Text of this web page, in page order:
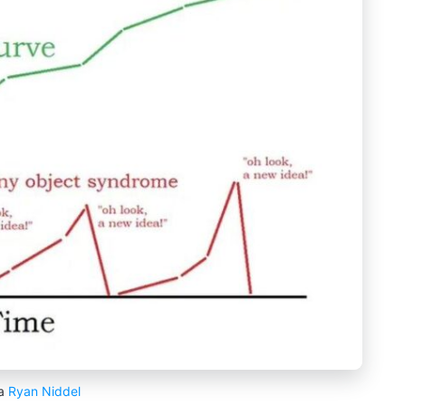
Ryan Niddel